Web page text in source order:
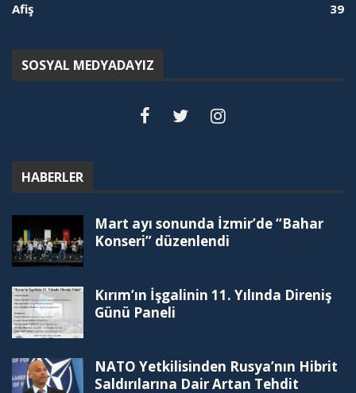
Afiş
39
SOSYAL MEDYADAYIZ
HABERLER
Mart ayı sonunda İzmir’de “Bahar
Konseri” düzenlendi
Kırım’ın İşgalinin 11. Yılında Direniş
Günü Paneli
NATO Yetkilisinden Rusya’nın Hibrit
Saldırılarına Dair Artan Tehdit